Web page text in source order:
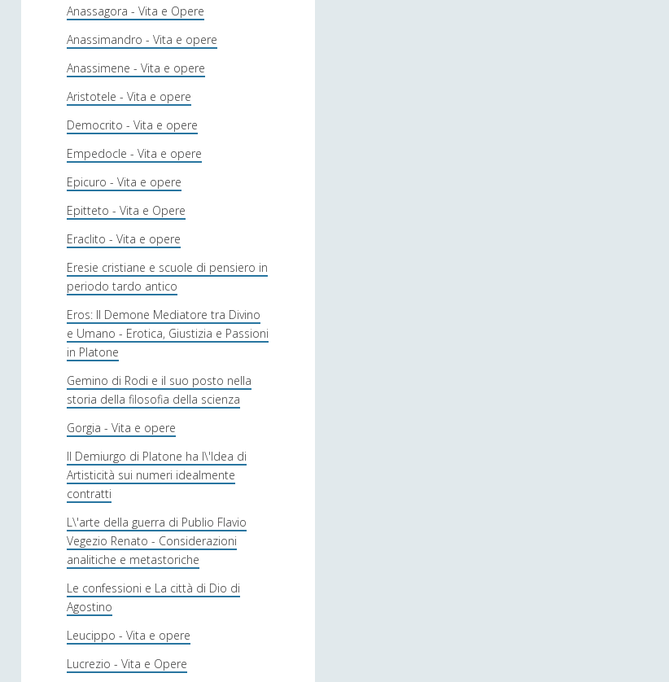
Anassagora - Vita e Opere
Anassimandro - Vita e opere
Anassimene - Vita e opere
Aristotele - Vita e opere
Democrito - Vita e opere
Empedocle - Vita e opere
Epicuro - Vita e opere
Epitteto - Vita e Opere
Eraclito - Vita e opere
Eresie cristiane e scuole di pensiero in
periodo tardo antico
Eros: Il Demone Mediatore tra Divino
e Umano - Erotica, Giustizia e Passioni
in Platone
Gemino di Rodi e il suo posto nella
storia della filosofia della scienza
Gorgia - Vita e opere
Il Demiurgo di Platone ha l\'Idea di
Artisticità sui numeri idealmente
contratti
L\'arte della guerra di Publio Flavio
Vegezio Renato - Considerazioni
analitiche e metastoriche
Le confessioni e La città di Dio di
Agostino
Leucippo - Vita e opere
Lucrezio - Vita e Opere